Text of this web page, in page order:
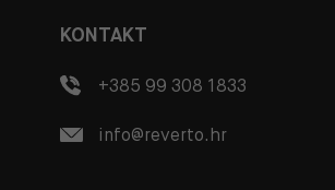
KONTAKT
+385 99 308 1833
info@reverto.hr